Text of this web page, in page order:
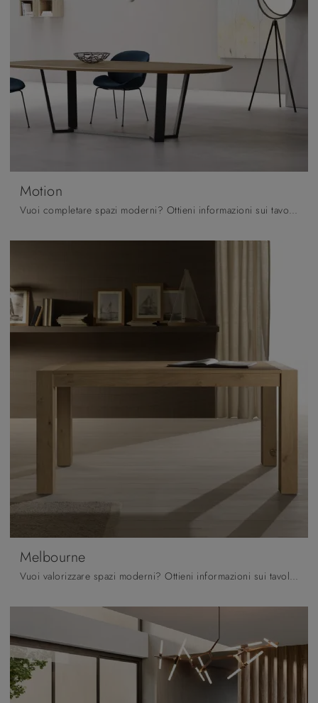
Motion
Vuoi completare spazi moderni? Ottieni informazioni sui tavoli moderni fissi: il modello da pranzo Motion ti sta aspettando.
Melbourne
Vuoi valorizzare spazi moderni? Ottieni informazioni sui tavoli moderni allungabili: il modello da cucina Melbourne ti sta aspettando.